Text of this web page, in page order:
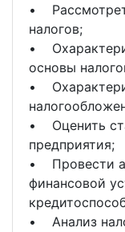
•
налогов;
•
основы
•
• Оценить
предприятия;
• Провести
финансовой
• Анализ